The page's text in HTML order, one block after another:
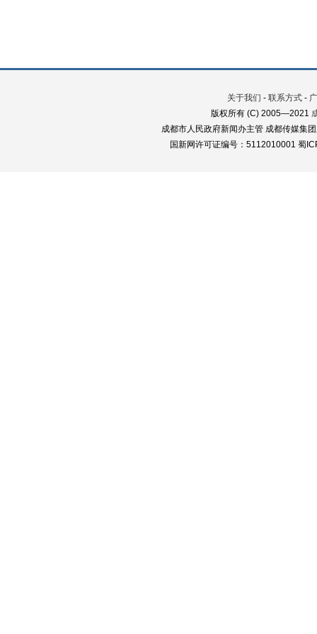
关于我们 - 联系方式 -
版权所有 (C) 2005—2021
成都市人民政府新闻办主管 成都传媒集
国新网许可证编号：5112010001 蜀